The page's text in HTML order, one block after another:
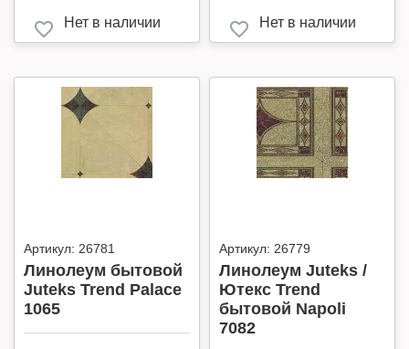
Нет в наличии Нет в наличии
Артикул: 26781
Линолеум бытовой
Juteks Trend Palace
1065
Артикул: 26779
Линолеум Juteks /
Ютекс Trend
бытовой Napoli
7082